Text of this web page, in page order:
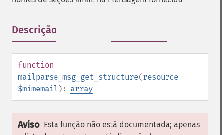
Descrição
function
mailparse_msg_get_structure(resource
$mimemail ): array
Aviso Esta função não está documentada; apenas